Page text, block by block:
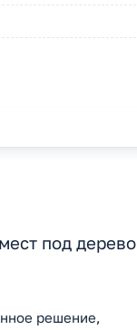
под дерево
решение,